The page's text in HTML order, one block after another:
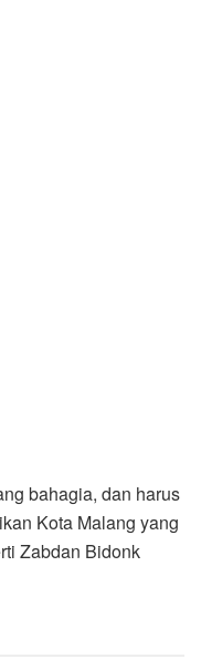
bahagia, dan harus
Kota Malang yang
Zabdan Bidonk